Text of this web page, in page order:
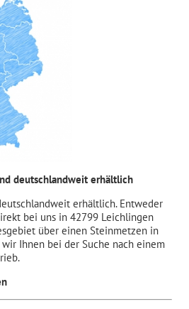
deutschlandweit erhältlich
erhältlich. Entweder
bei uns in 42799 Leichlingen
über einen Steinmetzen in
Ihnen bei der Suche nach einem